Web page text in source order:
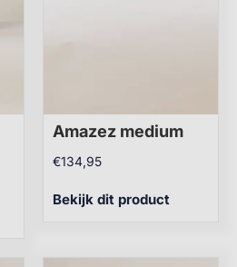
Amazez medium
€134,95
Bekijk dit product